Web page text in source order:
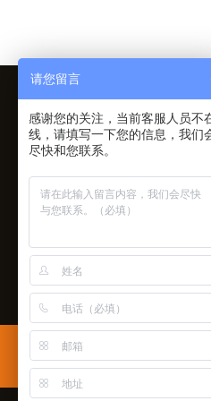
Copyright © 2026上海胜绪电
请您留言
感谢您的关注，当前客服人员不
线，请填写一下您的信息，我们
尽快和您联系。